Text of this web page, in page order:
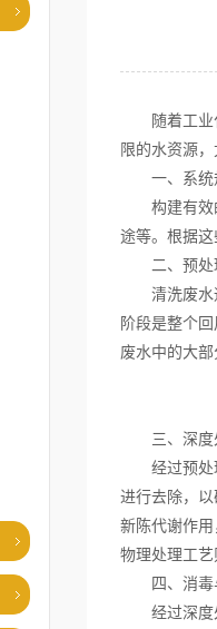
随着工业化
限的水资源
一、系统
构建有效的
途等。根据
二、预处
清洗废水通
阶段是整个
废水中的大
三、深度
经过预处理
进行去除，
新陈代谢作
物理处理工
四、消毒
经过深度处